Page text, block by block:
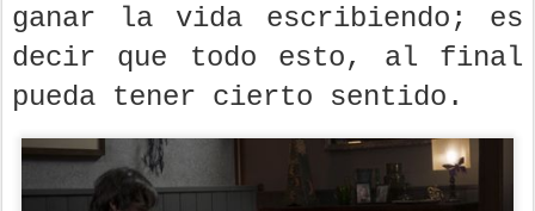
ganar la vida escribiendo; es
decir que todo esto, al final
pueda tener cierto sentido.